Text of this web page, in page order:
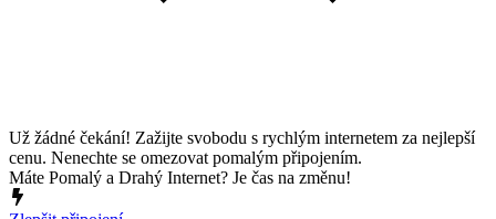
Už žádné čekání! Zažijte svobodu s rychlým internetem za nejlepší
cenu. Nenechte se omezovat pomalým připojením.
Máte Pomalý a Drahý Internet? Je čas na změnu!